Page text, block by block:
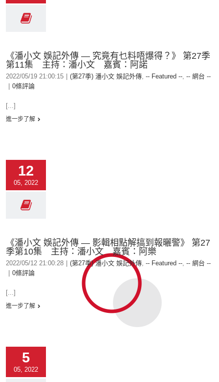
《潘小文 娛記外傳 — 究竟有乜料唔爆得？》 第27季
第11集 主持：潘小文 嘉賓：阿諾
2022/05/19 21:00:15 (第27季) 潘小文 娛記外傳, -- Featured --, -- 網台 --
0條評論
[...]
進一步了解
12
05, 2022
《潘小文 娛記外傳 — 影輯相點解搞到報曬警》 第27
季第10集 主持：潘小文 嘉賓：阿樂
2022/05/12 21:00:28 (第27季) 潘小文 娛記外傳, -- Featured --, -- 網台 --
0條評論
[...]
進一步了解
5
05, 2022